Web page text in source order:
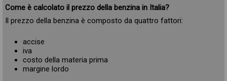
Come è calcolato il prezzo della benzina in Italia?
Il prezzo della benzina è composto da quattro fattori:
accise
iva
costo della materia prima
margine lordo